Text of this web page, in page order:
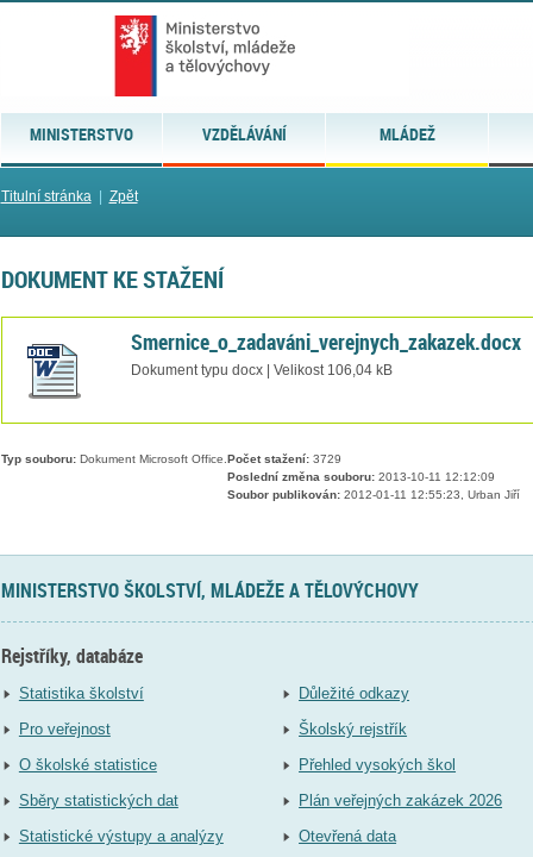
MINISTERSTVO VZDĚLÁVÁNÍ MLÁDEŽ
Titulní stránka| Zpět
DOKUMENT KE STAŽENÍ
Smernice_o_zadaváni_verejnych_zakazek.docx
Dokument typu docx | Velikost 106,04 kB
Typ souboru:Dokument Microsoft Office. Počet stažení:3729
Poslední změna souboru:2013-10-11 12:12:09
Soubor publikován:2012-01-11 12:55:23, Urban Jiří
MINISTERSTVO ŠKOLSTVÍ, MLÁDEŽE A TĚLOVÝCHOVY
Rejstříky, databáze
Statistika školství
Pro veřejnost
O školské statistice
Sběry statistických dat
Statistické výstupy a analýzy
Důležité odkazy
Školský rejstřík
Přehled vysokých škol
Plán veřejných zakázek 2026
Otevřená data